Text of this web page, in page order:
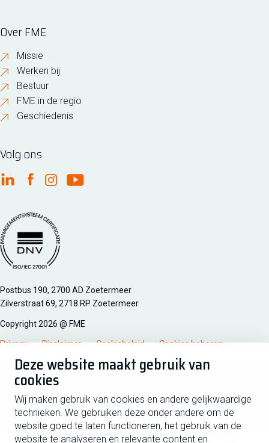
Deze website maakt gebruik van
cookies
Wij maken gebruik van cookies en andere gelijkwaardige
technieken. We gebruiken deze onder andere om de
website goed te laten functioneren, het gebruik van de
website te analyseren en relevante content en
Over FME
Missie
Werken bij
Bestuur
FME in de regio
Geschiedenis
Volg ons
FME Linkedin
FME Facebook
FME Instagram
FME Youtube
Managementsyteem certificatie DNV iso/iec 27001
Postbus 190, 2700 AD Zoetermeer
Zilverstraat 69, 2718 RP Zoetermeer
Copyright 2026 @ FME
Privacy Disclaimer Cookiebeleid Cookies beheren
Schrijf je in voor de nieuwsbrief
Voornaam